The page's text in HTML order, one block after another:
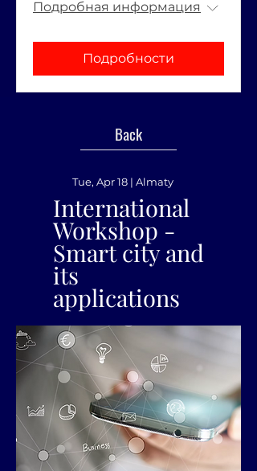
Подробная информация
Подробности
Back
Tue, Apr 18 | Almaty
International
Workshop -
Smart city and
its
applications